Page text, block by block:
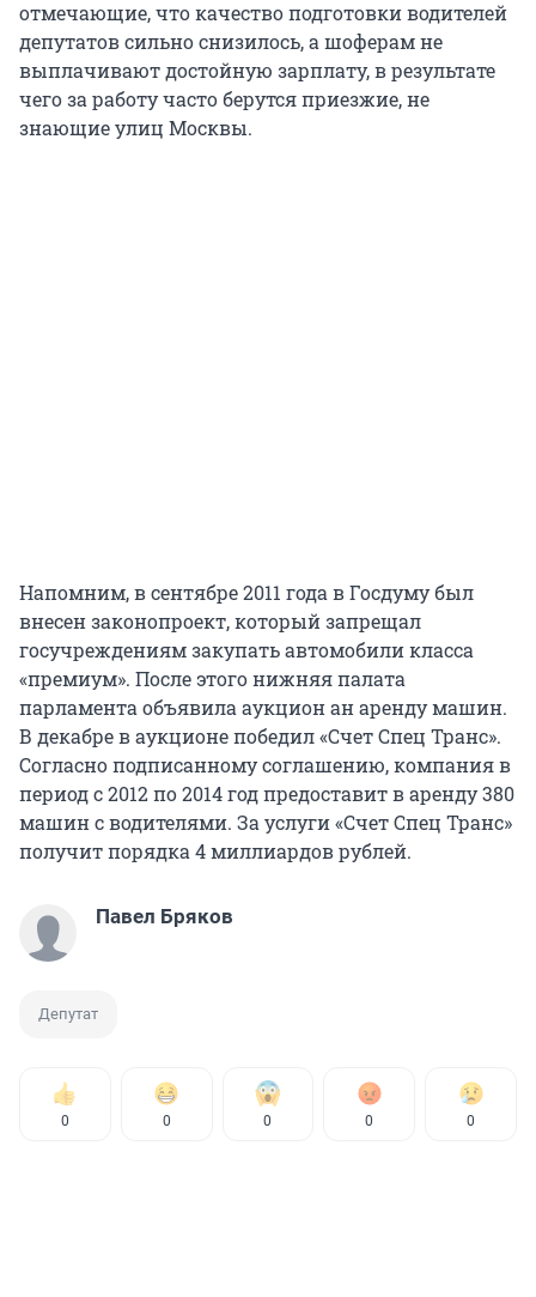
отмечающие, что качество подготовки водителей
депутатов сильно снизилось, а шоферам не
выплачивают достойную зарплату, в результате
чего за работу часто берутся приезжие, не
знающие улиц Москвы.
Напомним, в сентябре 2011 года в Госдуму был
внесен законопроект, который запрещал
госучреждениям закупать автомобили класса
«премиум». После этого нижняя палата
парламента объявила аукцион ан аренду машин.
В декабре в аукционе победил «Счет Спец Транс».
Согласно подписанному соглашению, компания в
период с 2012 по 2014 год предоставит в аренду 380
машин с водителями. За услуги «Счет Спец Транс»
получит порядка 4 миллиардов рублей.
Павел Бряков
Депутат
0 0 0 0 0